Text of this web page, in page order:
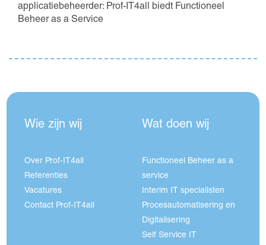
applicatiebeheerder: Prof-IT4all biedt Functioneel
Beheer as a Service
Wie zijn wij
Over Prof-IT4all
Referenties
Vacatures
Contact Prof-IT4all
Wat doen wij
Functioneel Beheer as a
service
Interim IT specialisten
Procesautomatisering en
Digitalisering
Self Service IT